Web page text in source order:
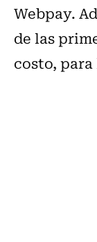
Webpay.
de las
costo, para